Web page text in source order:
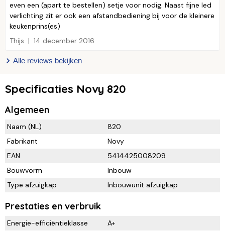
even een (apart te bestellen) setje voor nodig. Naast fijne led
verlichting zit er ook een afstandbediening bij voor de kleinere
keukenprins(es)
Thijs
14 december 2016
Alle reviews bekijken
Specificaties Novy 820
Algemeen
Naam (NL)
820
Fabrikant
Novy
EAN
5414425008209
Bouwvorm
Inbouw
Type afzuigkap
Inbouwunit afzuigkap
Prestaties en verbruik
Energie-efficiëntieklasse
A+